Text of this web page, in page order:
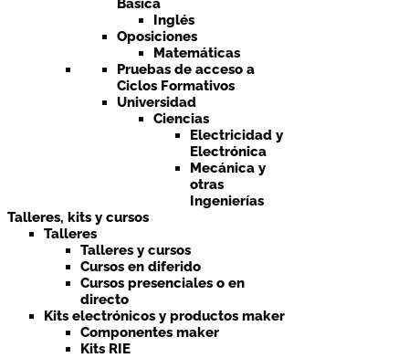
Básica
Inglés
Oposiciones
Matemáticas
Pruebas de acceso a
Ciclos Formativos
Universidad
Ciencias
Electricidad y
Electrónica
Mecánica y
otras
Ingenierías
Talleres, kits y cursos
Talleres
Talleres y cursos
Cursos en diferido
Cursos presenciales o en
directo
Kits electrónicos y productos maker
Componentes maker
Kits RIE